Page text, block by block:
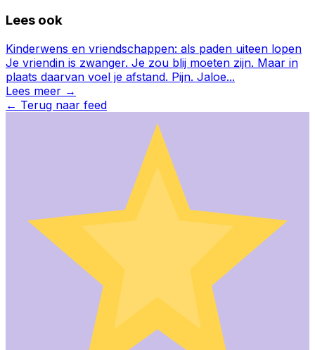
Lees ook
Kinderwens en vriendschappen: als paden uiteen lopen
Je vriendin is zwanger. Je zou blij moeten zijn. Maar in
plaats daarvan voel je afstand. Pijn. Jaloe...
Lees meer →
← Terug naar feed